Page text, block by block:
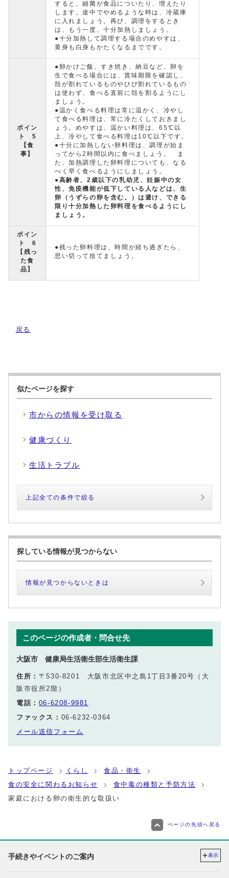
すると、細菌が食品についたり、増えたり
します。途中でやめるような時は、冷蔵庫
に入れましょう。再び、調理をするとき
は、もう一度、十分加熱しましょう。
●十分加熱して調理する場合のめやすは、
黄身も白身もかたくなるまでです。
ポイン
ト 5
【食
事】
●卵かけご飯、すき焼き、納豆など、卵を
生で食べる場合には、賞味期限を確認し、
殻が割れているものやひび割れているもの
は使わず、食べる直前に殻を割るようにし
ましょう。
●温かく食べる料理は常に温かく、冷やし
て食べる料理は、常に冷たくしておきまし
ょう。めやすは、温かい料理は、65℃以
上、冷やして食べる料理は10℃以下です。
●十分に加熱しない卵料理は、調理が始ま
ってから2時間以内に食べましょう。 ま
た、加熱調理した卵料理についても、なる
べく早く食べるようにしましょう。
●高齢者、2歳以下の乳幼児、妊娠中の女
性、免疫機能が低下している人などは、生
卵（うずらの卵を含む。）は避け、できる
限り十分加熱した卵料理を食べるようにし
ましょう。
ポイン
ト 6
【残っ
た食
品】
●残った卵料理は、時間が経ち過ぎたら、
思い切って捨てましょう。
戻る
似たページを探す
市からの情報を受け取る
健康づくり
生活トラブル
上記全ての条件で絞る
探している情報が見つからない
情報が見つからないときは
このページの作成者・問合せ先
大阪市 健康局生活衛生部生活衛生課
住所： 〒530-8201 大阪市北区中之島1丁目3番20号（大
阪市役所2階）
電話： 06-6208-9981
ファックス： 06-6232-0364
メール送信フォーム
トップページ くらし
食品・衛生
食の安全に関わるお知らせ
食中毒の種類と予防方法
家庭における卵の衛生的な取扱い
ページの先頭へ戻る
手続きやイベントのご案内 表示